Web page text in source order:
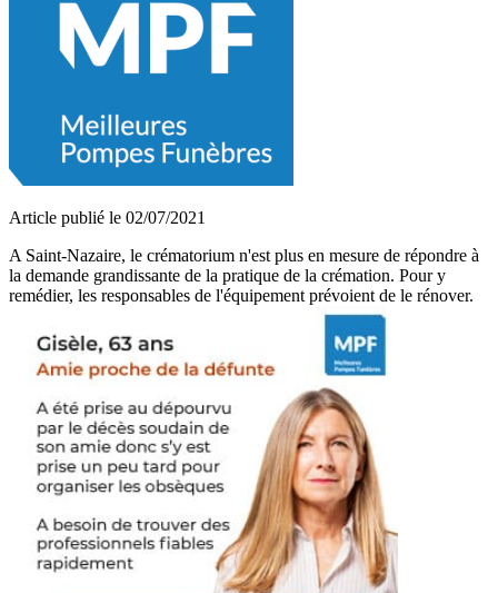
Article publié le 02/07/2021
A Saint-Nazaire, le crématorium n'est plus en mesure de répondre à
la demande grandissante de la pratique de la crémation. Pour y
remédier, les responsables de l'équipement prévoient de le rénover.